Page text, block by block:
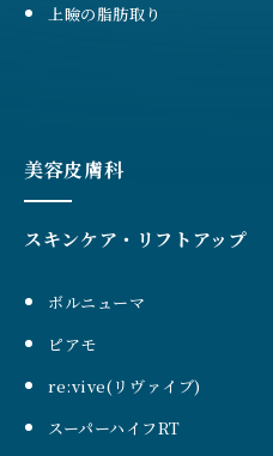
上瞼の脂肪取り
美容皮膚科
スキンケア・リフトアップ
ボルニューマ
ピアモ
re:vive(リヴァイブ)
スーパーハイフRT